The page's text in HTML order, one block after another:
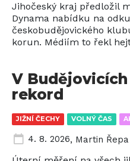
Jihočeský kraj předložil
Dynama nabídku na
českobudějovického
korun. Médiím to řekl
JIŽNÍ ČECHY VOLNÝ ČAS
V
rekord
4. 8. 2026, Martin Řepa